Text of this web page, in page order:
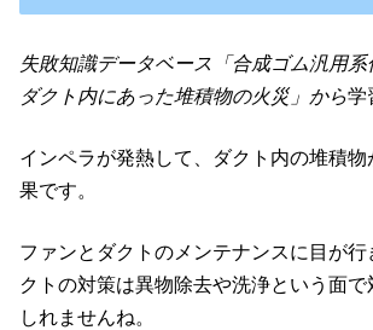
失敗知識データベース「合成ゴム汎用
ダクト内にあった堆積物の火災」から学
インペラが発熱して、ダクト内の堆積
果です。
ファンとダクトのメンテナンスに目が
クトの対策は異物除去や洗浄という面で
しれませんね。